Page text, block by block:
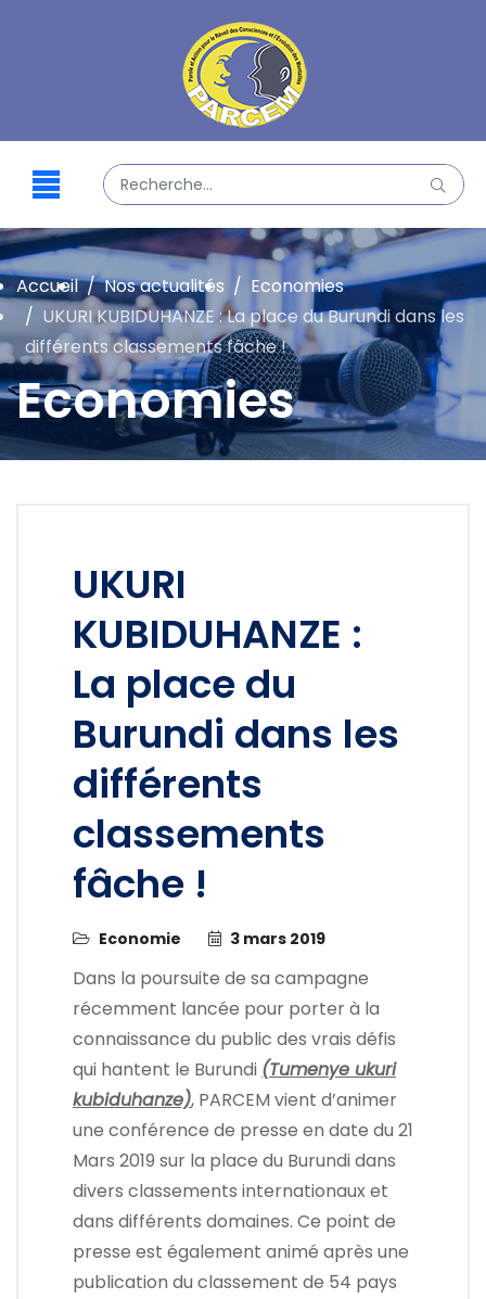
Valider
Economies
Accueil Nos actualités
Economies
UKURI KUBIDUHANZE : La place du Burundi dans les
différents classements fâche !
UKURI
KUBIDUHANZE :
La place du
Burundi dans les
différents
classements
fâche !
Economie 3 mars 2019
Dans la poursuite de sa campagne
récemment lancée pour porter à la
connaissance du public des vrais défis
qui hantent le Burundi (Tumenye ukuri
kubiduhanze), PARCEM vient d’animer
une conférence de presse en date du 21
Mars 2019 sur la place du Burundi dans
divers classements internationaux et
dans différents domaines. Ce point de
presse est également animé après une
publication du classement de 54 pays